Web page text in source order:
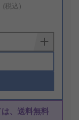
(税込)
、送料無料